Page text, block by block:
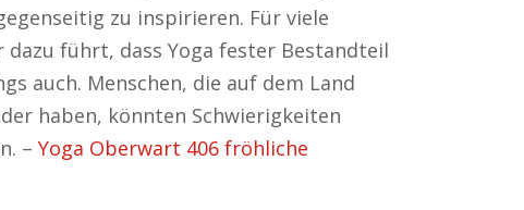
zu inspirieren. Für viele
führt, dass Yoga fester Bestandteil
auch. Menschen, die auf dem Land
haben, könnten Schwierigkeiten
– Yoga Oberwart 406 fröhliche